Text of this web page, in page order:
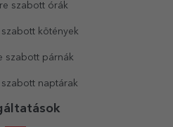
szabott órák
szabott kötények
szabott párnák
szabott naptárak